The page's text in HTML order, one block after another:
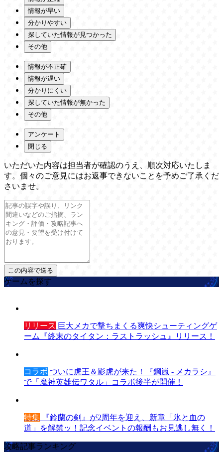
情報が早い
分かりやすい
探していた情報が見つかった
その他
情報が不正確
情報が遅い
分かりにくい
探していた情報が無かった
その他
アンケート
閉じる
いただいた内容は担当者が確認のうえ、順次対応いたしま
す。個々のご意見にはお返事できないことを予めご了承くだ
さいませ。
ゲームを探す
リリース 巨大メカで撃ちまくる爽快シューティングゲ
ーム『終末のタイタン：ラストラッシュ』リリース！
コラボ ついに虎王＆影虎が来た！『鋼嵐 - メカラシ』
で「魔神英雄伝ワタル」コラボ後半が開催！
特集 『鈴蘭の剣』が2周年を迎え、新章「氷と血の
道」を解禁ッ！記念イベントの報酬もお見逃し無く！
攻略記事ランキング